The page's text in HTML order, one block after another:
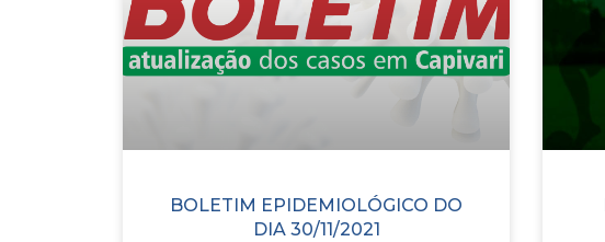
BOLETIM EPIDEMIOLÓGICO DO
DIA 30/11/2021